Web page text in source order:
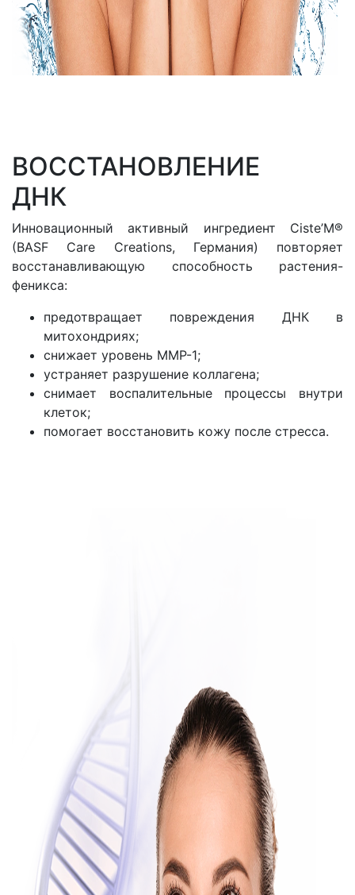
ВОССТАНОВЛЕНИЕ
ДНК
Инновационный активный ингредиент Сiste’M®
(BASF Care Creations, Германия) повторяет
восстанавливающую способность растения-
феникса:
предотвращает повреждения ДНК в
митохондриях;
снижает уровень ММР-1;
устраняет разрушение коллагена;
снимает воспалительные процессы внутри
клеток;
помогает восстановить кожу после стресса.